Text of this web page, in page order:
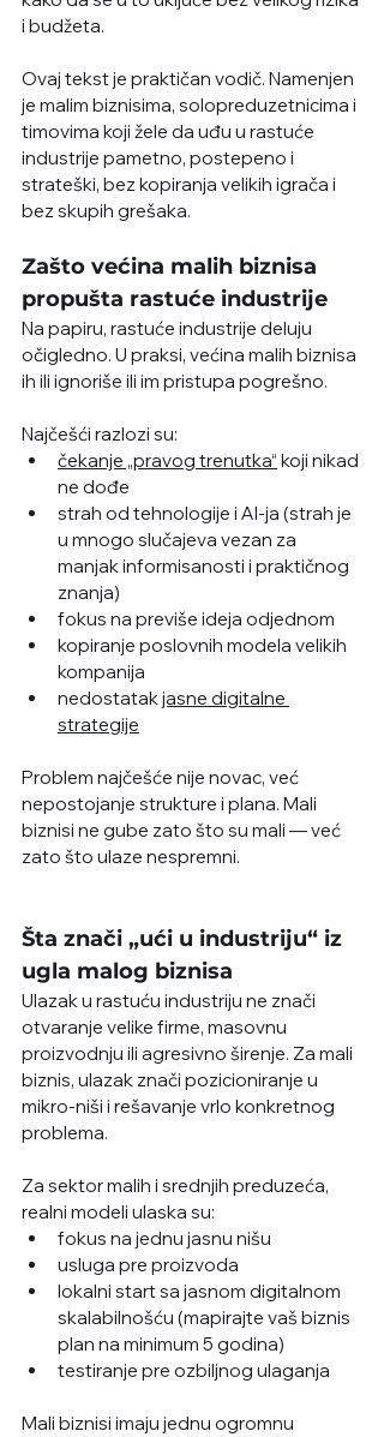
i budžeta.
Ovaj tekst je praktičan vodič. Namenjen
je malim biznisima, solopreduzetnicima i
timovima koji žele da uđu u rastuće
industrije pametno, postepeno i
strateški, bez kopiranja velikih igrača i
bez skupih grešaka.
Zašto većina malih biznisa
propušta rastuće industrije
Na papiru, rastuće industrije deluju
očigledno. U praksi, većina malih biznisa
ih ili ignoriše ili im pristupa pogrešno.
Najčešći razlozi su:
čekanje „pravog trenutka“ koji nikad
ne dođe
strah od tehnologije i AI-ja (strah je
u mnogo slučajeva vezan za
manjak informisanosti i praktičnog
znanja)
fokus na previše ideja odjednom
kopiranje poslovnih modela velikih
kompanija
nedostatak jasne digitalne
strategije
Problem najčešće nije novac, već
nepostojanje strukture i plana. Mali
biznisi ne gube zato što su mali — već
zato što ulaze nespremni.
Šta znači „ući u industriju“ iz
ugla malog biznisa
Ulazak u rastuću industriju ne znači
otvaranje velike firme, masovnu
proizvodnju ili agresivno širenje. Za mali
biznis, ulazak znači pozicioniranje u
mikro-niši i rešavanje vrlo konkretnog
problema.
Za sektor malih i srednjih preduzeća,
realni modeli ulaska su:
fokus na jednu jasnu nišu
usluga pre proizvoda
lokalni start sa jasnom digitalnom
skalabilnošću (mapirajte vaš biznis
plan na minimum 5 godina)
testiranje pre ozbiljnog ulaganja
Mali biznisi imaju jednu ogromnu